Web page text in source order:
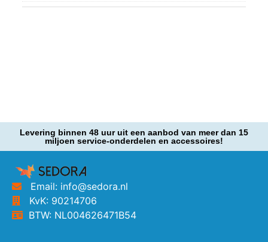
Levering binnen 48 uur uit een aanbod van meer dan 15
miljoen service-onderdelen en accessoires!
Email: info@sedora.nl
KvK: 90214706
BTW: NL004626471B54